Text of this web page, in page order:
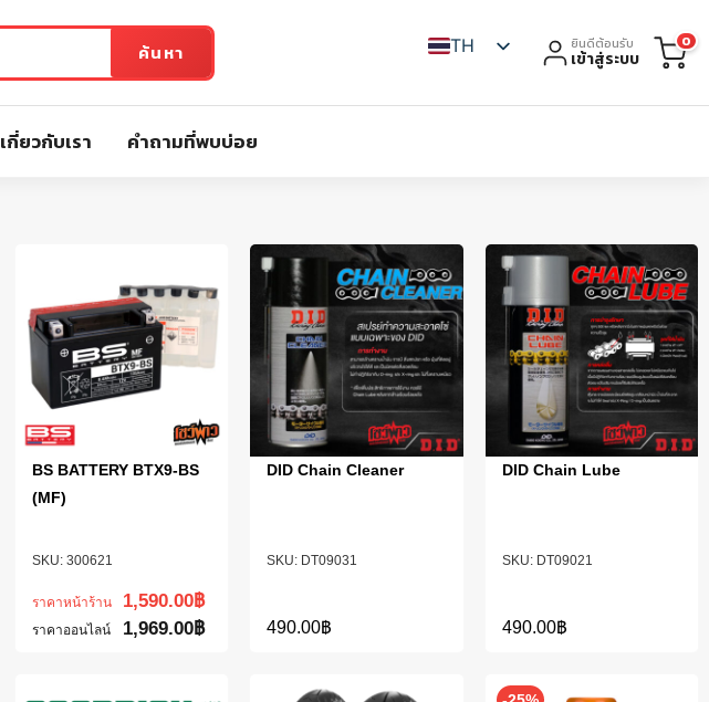
ค้นหา TH ยินดีต้อนรับ
เข้าสู่ระบบ
0
เกี่ยวกับเรา คำถามที่พบบ่อย
300621
BS BATTERY BTX9-BS
(MF)
ราคาหน้าร้าน 1,590.00฿
ราคาออนไลน์ 1,969.00฿
DT09031
DID Chain Cleaner
490.00฿
DT09021
DID Chain Lube
490.00฿